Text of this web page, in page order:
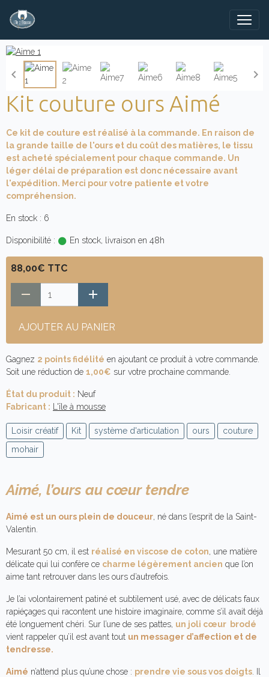
Kit couture ours Aimé
Ce kit de couture est réalisé à la commande. En raison de
la grande taille de l'ours et du coût des matières, le tissu
est acheté spécialement pour chaque commande. Un
léger délai de préparation est donc nécessaire avant
l'expédition. Merci pour votre patiente et votre
compréhension.
En stock : 6
Disponibilité : En stock, livraison en 48h
88,00€ TTC
AJOUTER AU PANIER
Gagnez 2 points fidélité en ajoutant ce produit à votre commande.
Soit une réduction de 1,00€ sur votre prochaine commande.
État du produit : Neuf
Fabricant :
L'île à mousse
Loisir créatif Kit système d'articulation ours
couture
mohair
Aimé, l’ours au cœur tendre
Aimé est un ours plein de douceur, né dans l’esprit de la Saint-
Valentin.
Mesurant 50 cm, il est réalisé en viscose de coton, une matière
délicate qui lui confère ce charme légèrement ancien que l’on
aime tant retrouver dans les ours d’autrefois.
Je l’ai volontairement patiné et subtilement usé, avec de délicats faux
rapiéçages qui racontent une histoire imaginaire, comme s’il avait déjà
été longuement chéri. Sur l’une de ses pattes, un joli cœur brodé
vient rappeler qu’il est avant tout un messager d’affection et de
tendresse.
Aimé n’attend plus qu’une chose : prendre vie sous vos doigts